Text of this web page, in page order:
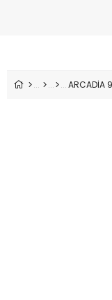
ARCADİA